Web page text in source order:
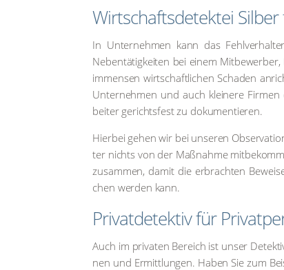
Wirtschafts­detektei
In Unter­neh­men kann das
Neben­tä­tig­kei­ten bei einem
immensen wirt­schaft­li­chen Scha­den
Unter­neh­men und auch klei­ne­re
bei­ter gerichts­fest zu doku­men­tie­ren.
Hier­bei gehen wir bei unse­ren
ter nichts von der Maß­nah­me
zusam­men, damit die erbrach­ten
chen wer­den kann.
Pri­vat­de­tek­tiv für
Auch im pri­va­ten Bereich ist unser
nen und Ermitt­lun­gen. Haben Sie zum